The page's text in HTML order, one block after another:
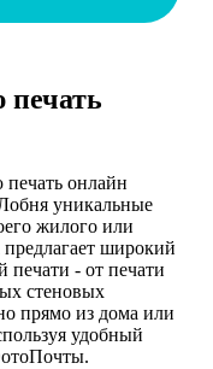
печать
печать онлайн
уникальные
жилого или
широкий
печати - от печати
стеновых
прямо из дома или
удобный